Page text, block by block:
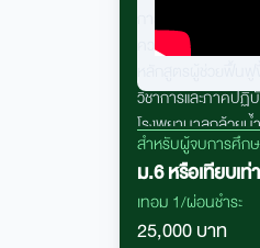
ความสำคัญในก
วิชาการและภาคป
โรงพยาบาลกล้วยน้
สำหรับผู้จบการศึก
ม.6 หรือเทียบเท่า
เทอม 1/ผ่อนชำระ
25,000 บาท